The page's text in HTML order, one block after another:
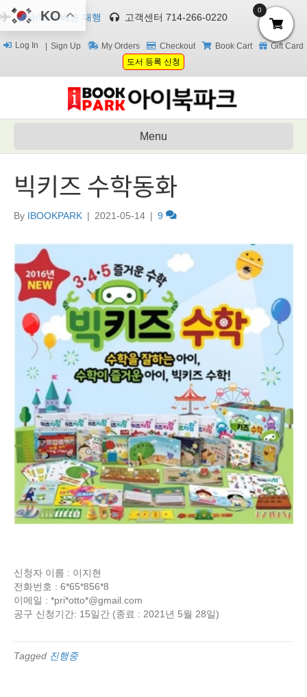
한국/미국 배송 대행 고객센터 714-266-0220
Log In Sign Up My Orders Checkout Book Cart
Gift Card
도서 등록 신청
Menu
빅키즈 수학동화
By IBOOKPARK | 2021-05-14 | 9
신청자 이름 : 이지현
전화번호 : 6*65*856*8
이메일 : *pri*otto*@gmail.com
공구 신청기간: 15일간 (종료 : 2021년 5월 28일)
Tagged 진행중
KO 0